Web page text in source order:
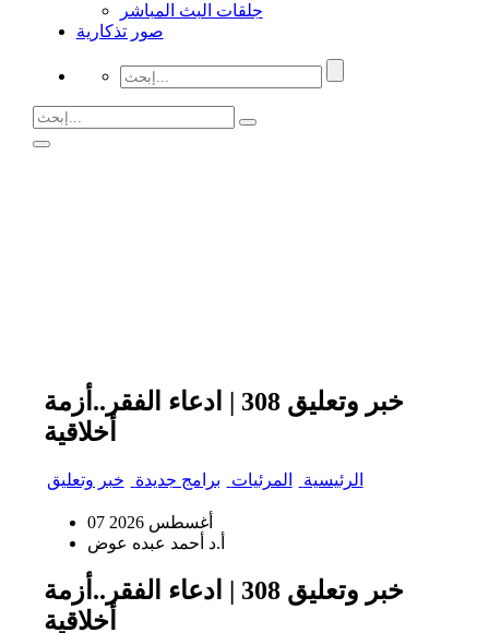
جلقات البث المباشر
صور تذكارية
خبر وتعليق 308 | ادعاء الفقر..أزمة
أخلاقية
الرئيسية المرئيات برامج جديدة خبر وتعليق
07 أغسطس 2026
أ.د أحمد عبده عوض
خبر وتعليق 308 | ادعاء الفقر..أزمة
أخلاقية